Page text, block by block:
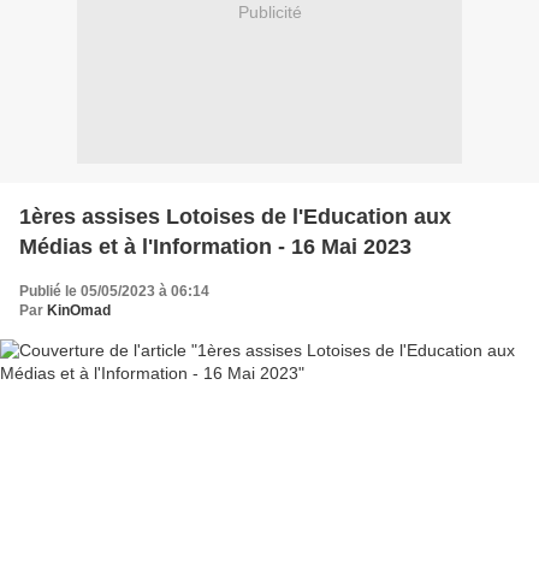
Publicité
1ères assises Lotoises de l'Education aux
Médias et à l'Information - 16 Mai 2023
Publié le 05/05/2023 à 06:14
Par KinOmad